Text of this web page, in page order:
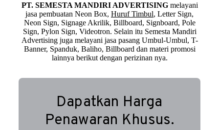
PT. SEMESTA MANDIRI ADVERTISINGmelayani
jasa pembuatan Neon Box, Huruf Timbul, Letter Sign,
Neon Sign, Signage Akrilik, Billboard, Signboard, Pole
Sign, Pylon Sign, Videotron. Selain itu Semesta Mandiri
Advertising juga melayani jasa pasang Umbul-Umbul, T-
Banner, Spanduk, Baliho, Billboard dan materi promosi
lainnya berikut dengan perizinan nya.
Dapatkan Harga
Penawaran Khusus.